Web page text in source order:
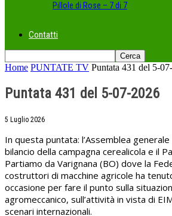
Pillole di Rose – 7 di 7
Contatti
Home PUNTATE TV Puntata 431 del 5-
Puntata 431 del 5-07-2026
5 Luglio 2026
In questa puntata: l’Assemblea
bilancio della campagna cerealicola e il
Partiamo da Varignana (BO) dove la
costruttori di macchine agricole ha
occasione per fare il punto sulla
agromeccanico, sull’attività in vista di
scenari internazionali.